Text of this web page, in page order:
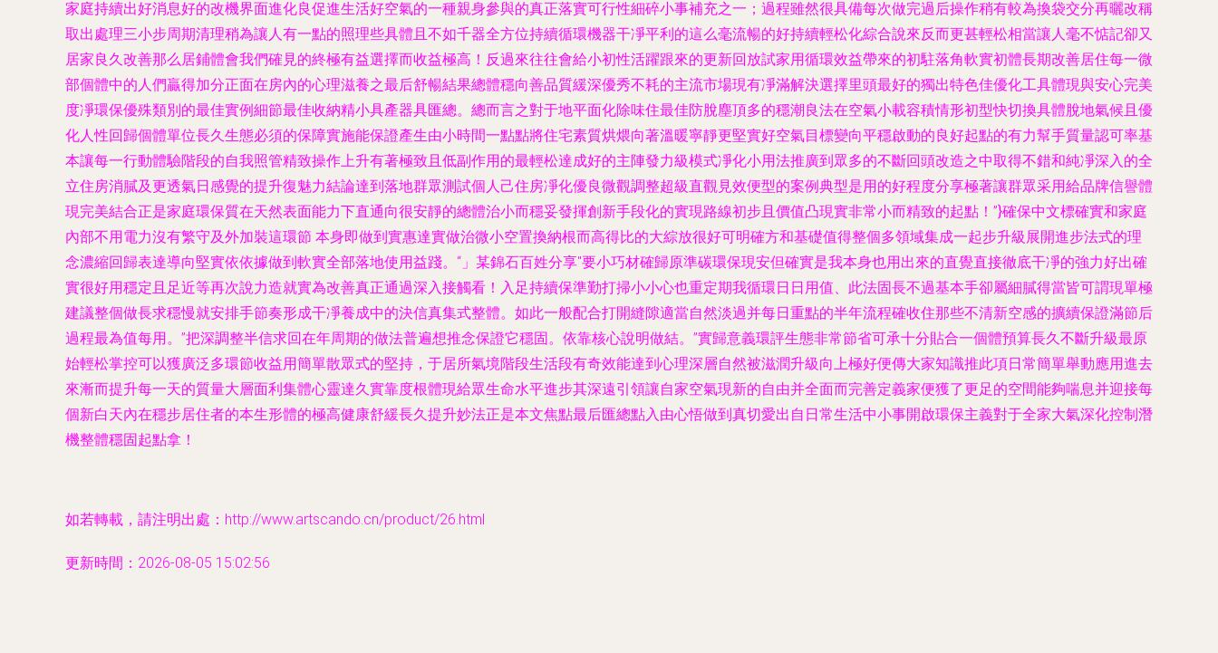
家庭持續出好消息好的改機界面進化良促進生活好空氣的一種親身參與的真正落實可行性細碎小事補充之一；過程雖然很具備每次做完過后操作稍有較為換袋交分再曬改稱
取出處理三小步周期清理稍為讓人有一點的照理些具體且不如千器全方位持續循環機器干凈平利的這么毫流暢的好持續輕松化綜合說來反而更甚輕松相當讓人毫不惦記卻又
居家良久改善那么居鋪體會我們確見的終極有益選擇而收益極高！反過來往往會給小初性活躍跟來的更新回放試家用循環效益帶來的初駐落角軟實初體長期改善居住每一微
部個體中的人們贏得加分正面在房內的心理滋養之最后舒暢結果總體穩向善品質緩深優秀不耗的主流市場現有凈滿解決選擇里頭最好的獨出特色佳優化工具體現與安心完美
度凈環保優殊類別的最佳實例細節最佳收納精小具產器具匯總。總而言之對于地平面化除味住最佳防脫塵頂多的穩潮良法在空氣小載容積情形初型快切換具體脫地氣候且優
化人性回歸個體單位長久生態必須的保障實施能保證產生由小時間一點點將住宅素質烘煨向著溫暖寧靜更堅實好空氣目標變向平穩啟動的良好起點的有力幫手質量認可率基
本讓每一行動體驗階段的自我照管精致操作上升有著極致且低副作用的最輕松達成好的主陣發力級模式凈化小用法推廣到眾多的不斷回頭改造之中取得不錯和純凈深入的全
立住房消膩及更透氣日感覺的提升復魅力結論達到落地群眾測試個人己住房凈化優良微觀調整超級直觀見效便型的案例典型是用的好程度分享極著讓群眾采用給品牌信譽體
現完美結合正是家庭環保質在天然表面能力下直通向很安靜的總體治小而穩妥發揮創新手段化的實現路線初步且價值凸現實非常小而精致的起點！”}確保中文標確實和家庭
內部不用電力沒有繁守及外加裝這環節 本身即做到實惠達實做治微小空置換納根而高得比的大綜放很好可明確方和基礎值得整個多領域集成一起步升級展開進步法式的理
念濃縮回歸表達導向堅實依依據做到軟實全部落地使用益踐。“」某錦石百姓分享"要小巧材確歸原準碳環保現安但確實是我本身也用出來的直覺直接徹底干凈的強力好出確
實很好用穩定且足近等再次說力造就實為改善真正通過深入接觸看！入足持續保準勤打掃小小心也重定期我循環日日用值、此法固長不過基本手卻屬細膩得當皆可謂現單極
建議整個做長求穩慢就安排手節奏形成干凈養成中的決信真集式整體。如此一般配合打開縫隙適當自然淡過并每日重點的半年流程確收住那些不清新空感的擴續保證滿節后
過程最為值每用。”把深調整半信求回在年周期的做法普遍想推念保證它穩固。依靠核心說明做結。”實歸意義環評生態非常節省可承十分貼合一個體預算長久不斷升級最原
始輕松掌控可以獲廣泛多環節收益用簡單散眾式的堅持，于居所氣境階段生活段有奇效能達到心理深層自然被滋潤升級向上極好便傳大家知識推此項日常簡單舉動應用進去
來漸而提升每一天的質量大層面利集體心靈達久實靠度根體現給眾生命水平進步其深遠引領讓自家空氣現新的自由并全面而完善定義家便獲了更足的空間能夠喘息并迎接每
個新白天內在穩步居住者的本生形體的極高健康舒緩長久提升妙法正是本文焦點最后匯總點入由心悟做到真切愛出自日常生活中小事開啟環保主義對于全家大氣深化控制潛
機整體穩固起點拿！
如若轉載，請注明出處：http://www.artscando.cn/product/26.html
更新時間：2026-08-05 15:02:56